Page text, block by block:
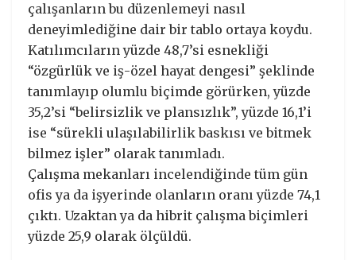
çalışanların bu düzenlemeyi nasıl
deneyimlediğine dair bir tablo ortaya koydu.
Katılımcıların yüzde 48,7’si esnekliği
“özgürlük ve iş-özel hayat dengesi” şeklinde
tanımlayıp olumlu biçimde görürken, yüzde
35,2’si “belirsizlik ve plansızlık”, yüzde 16,1’i
ise “sürekli ulaşılabilirlik baskısı ve bitmek
bilmez işler” olarak tanımladı.
Çalışma mekanları incelendiğinde tüm gün
ofis ya da işyerinde olanların oranı yüzde 74,1
çıktı. Uzaktan ya da hibrit çalışma biçimleri
yüzde 25,9 olarak ölçüldü.